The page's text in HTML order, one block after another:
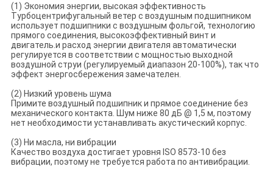
(1) Экономия энергии, высокая эффективность
Турбоцентрифугальный ветер с воздушным подшипником
использует подшипники с воздушным фольгой, технологию
прямого соединения, высокоэффективный винт и
двигатель.и расход энергии двигателя автоматически
регулируется в соответствии с мощностью выходной
воздушной струи (регулируемый диапазон 20-100%), так что
эффект энергосбережения замечателен.
(2) Низкий уровень шума
Примите воздушный подшипник и прямое соединение без
механического контакта. Шум ниже 80 дБ @ 1,5 м, поэтому
нет необходимости устанавливать акустический корпус.
(3) Ни масла, ни вибрации
Качество воздуха достигает уровня ISO 8573-10 без
вибрации, поэтому не требуется работа по антивибрации.